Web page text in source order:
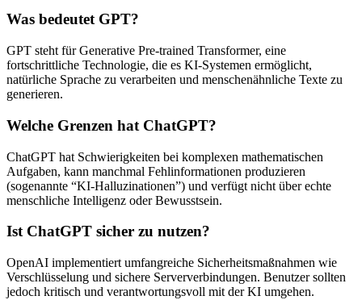
Was bedeutet GPT?
GPT steht für Generative Pre-trained Transformer, eine
fortschrittliche Technologie, die es KI-Systemen ermöglicht,
natürliche Sprache zu verarbeiten und menschenähnliche Texte zu
generieren.
Welche Grenzen hat ChatGPT?
ChatGPT hat Schwierigkeiten bei komplexen mathematischen
Aufgaben, kann manchmal Fehlinformationen produzieren
(sogenannte “KI-Halluzinationen”) und verfügt nicht über echte
menschliche Intelligenz oder Bewusstsein.
Ist ChatGPT sicher zu nutzen?
OpenAI implementiert umfangreiche Sicherheitsmaßnahmen wie
Verschlüsselung und sichere Serververbindungen. Benutzer sollten
jedoch kritisch und verantwortungsvoll mit der KI umgehen.